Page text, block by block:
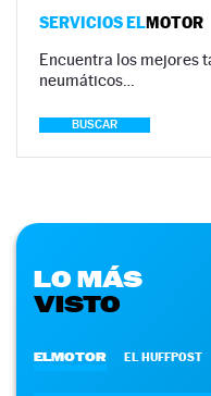
SERVICIOS ELMOTOR
Encuentra los mejores
neumáticos…
BUSCAR
LO MÁS
VISTO
ELMOTOR EL HUFFPOST